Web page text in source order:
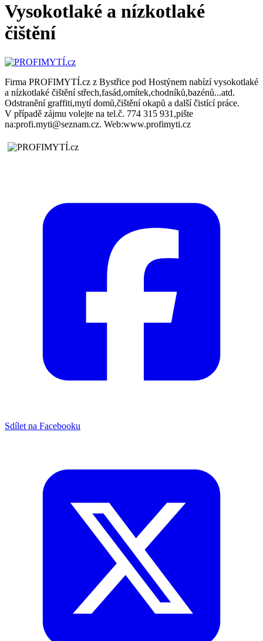
Vysokotlaké a nízkotlaké
čištění
Firma PROFIMYTÍ.cz z Bystřice pod Hostýnem nabízí vysokotlaké
a nízkotlaké čištění střech,fasád,omítek,chodníků,bazénů...atd.
Odstranění graffiti,mytí domů,čištění okapů a další čistící práce.
V případě zájmu volejte na tel.č. 774 315 931,pište
na:profi.myti@seznam.cz. Web:www.profimyti.cz
Sdílet na Facebooku